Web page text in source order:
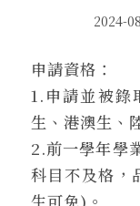
2024-
申請資格：
1.申請並被錄
生、港澳生、
2.前一學年學
科目不及格，
生可免)。